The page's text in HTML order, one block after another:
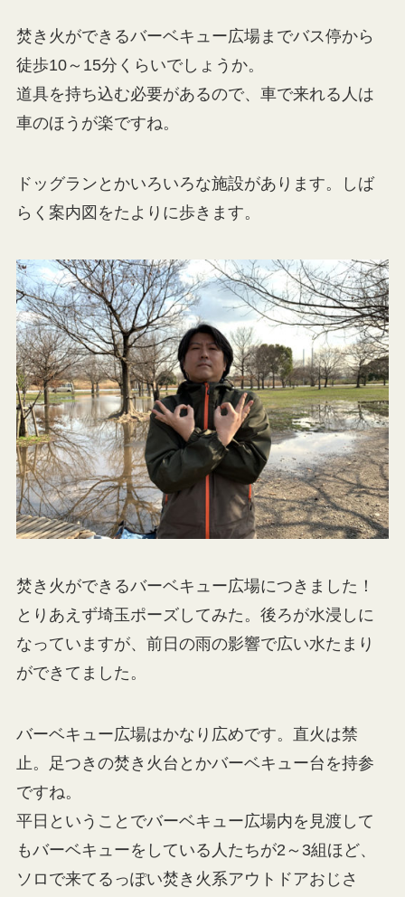
焚き火ができるバーベキュー広場までバス停から
徒歩10～15分くらいでしょうか。
道具を持ち込む必要があるので、車で来れる人は
車のほうが楽ですね。
ドッグランとかいろいろな施設があります。しば
らく案内図をたよりに歩きます。
焚き火ができるバーベキュー広場につきました！
とりあえず埼玉ポーズしてみた。後ろが水浸しに
なっていますが、前日の雨の影響で広い水たまり
ができてました。
バーベキュー広場はかなり広めです。直火は禁
止。足つきの焚き火台とかバーベキュー台を持参
ですね。
平日ということでバーベキュー広場内を見渡して
もバーベキューをしている人たちが2～3組ほど、
ソロで来てるっぽい焚き火系アウトドアおじさ